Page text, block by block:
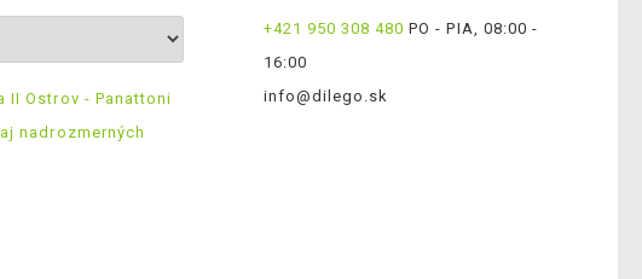
II Ostrov - Panattoni
nadrozmerných
+421 950 308 480 PO - PIA, 08:00 -
16:00
info@dilego.sk